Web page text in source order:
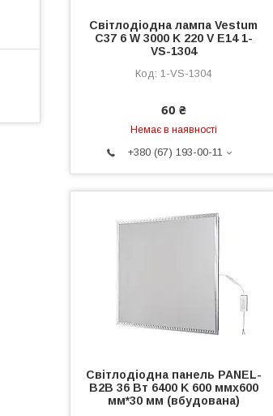
Світлодіодна лампа Vestum
C37 6 W 3000 K 220 V E14 1-
VS-1304
1-VS-1304
60 ₴
Немає в наявності
+380 (67) 193-00-11
Світлодіодна панель PANEL-
B2B 36 Вт 6400 K 600 ммх600
мм*30 мм (вбудована)